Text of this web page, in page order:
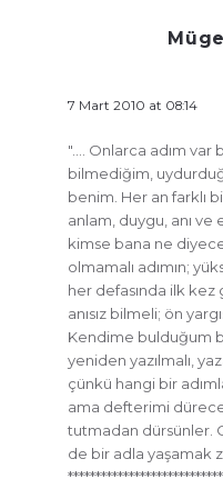
Müge
7 Mart 2010 at 08:14
"…. Onlarca adım var
bilmediğim,
benim. Her an farklı
anlam, duygu, anı
kimse bana ne
olmamalı adımın;
her defasında ilk
anısız bilmeli; ön
Kendime bulduğum
yeniden yazılmalı,
çünkü hangi bir
ama defterimi
tutmadan dürsünler.
de bir adla yaşamak